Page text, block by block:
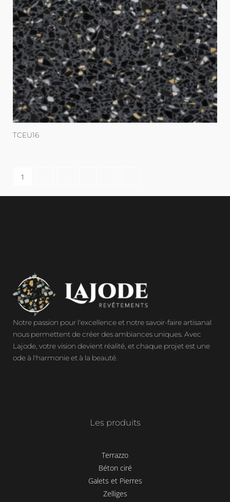
TCEU16
1
Notre passion pour l'excellence et notre savoir-faire artisanal
nous permettent de créer des ambiances uniques. Avec
Lajode, votre vision devient réalité, et chaque projet est une
ode à l'harmonie et à la beauté.
Les produits
Terrazzo
Béton ciré
Galets et Pierres
Zelliges